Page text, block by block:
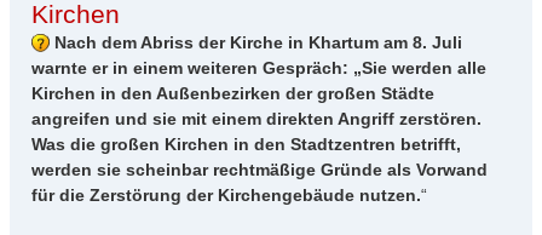
Kirchen
Nach dem Abriss der Kirche in Khartum am 8. Juli
warnte er in einem weiteren Gespräch: „Sie werden alle
Kirchen in den Außenbezirken der großen Städte
angreifen und sie mit einem direkten Angriff zerstören.
Was die großen Kirchen in den Stadtzentren betrifft,
werden sie scheinbar rechtmäßige Gründe als Vorwand
für die Zerstörung der Kirchengebäude nutzen.“